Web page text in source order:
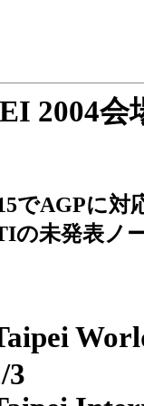
2004
でAGPに対
の未発表ノ
3